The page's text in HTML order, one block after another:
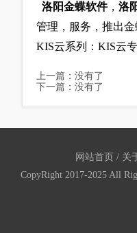
洛阳金蝶软件 ， 洛
管理，服务，推出
KIS云系列：KIS云
上一篇：没有了
下一篇：没有了
网站首页 / 关
CopyRight 2017-2025 All